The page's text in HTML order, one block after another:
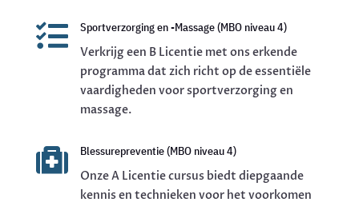
 Sportverzorging en -Massage (MBO niveau 4)
Verkrijg een B Licentie met ons erkende
programma dat zich richt op de essentiële
vaardigheden voor sportverzorging en
massage.
 Blessurepreventie (MBO niveau 4)
Onze A Licentie cursus biedt diepgaande
kennis en technieken voor het voorkomen